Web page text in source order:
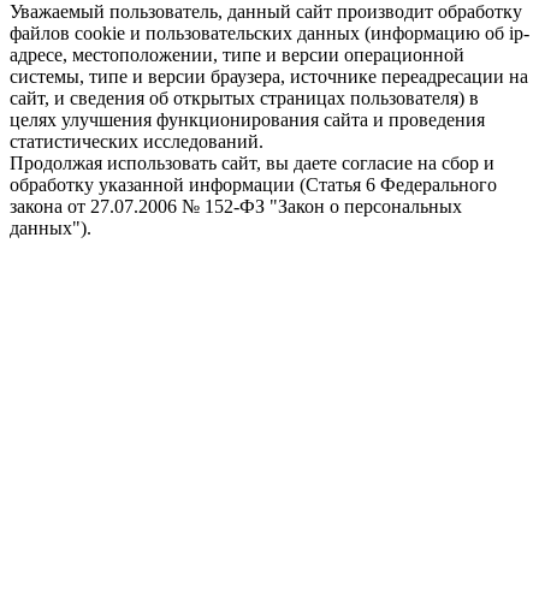
Уважаемый пользователь, данный сайт производит обработку
файлов cookie и пользовательских данных (информацию об ip-
адресе, местоположении, типе и версии операционной
системы, типе и версии браузера, источнике переадресации на
сайт, и сведения об открытых страницах пользователя) в
целях улучшения функционирования сайта и проведения
статистических исследований.
Продолжая использовать сайт, вы даете согласие на сбор и
обработку указанной информации (Статья 6 Федерального
закона от 27.07.2006 № 152-ФЗ "Закон о персональных
данных").